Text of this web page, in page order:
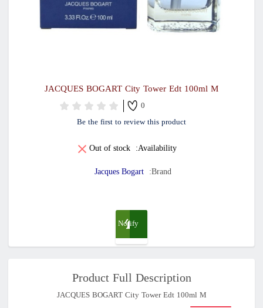
JACQUES BOGART City Tower Edt 100ml M
0
Be the first to review this product
Availability:
Out of stock
Brand:
Jacques Bogart
Notify
when
Product Full Description
JACQUES BOGART City Tower Edt 100ml M